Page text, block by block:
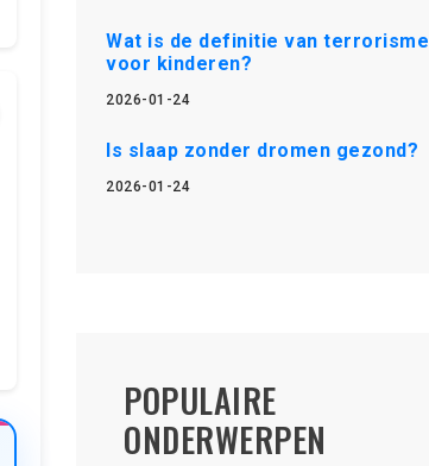
Wat is de definitie van terrorisme
voor kinderen?
2026-01-24
Is slaap zonder dromen gezond?
2026-01-24
POPULAIRE
ONDERWERPEN